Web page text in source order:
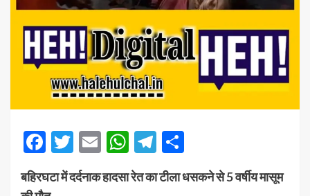
Facebook
Twitter
EmailWhatsApp
Telegram
बहिरघटा में दर्दनाक हादसा रेत का टीला धसकने से 5 वर्षीय मासूम